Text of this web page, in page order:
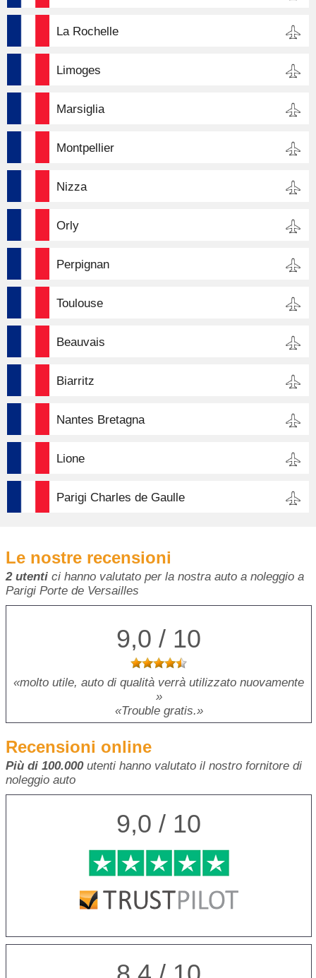
La Rochelle
Limoges
Marsiglia
Montpellier
Nizza
Orly
Perpignan
Toulouse
Beauvais
Biarritz
Nantes Bretagna
Lione
Parigi Charles de Gaulle
Le nostre recensioni
2 utenti ci hanno valutato per la nostra auto a noleggio a
Parigi Porte de Versailles
9,0 / 10
molto utile, auto di qualità verrà utilizzato nuovamente
Trouble gratis.
Recensioni online
Più di 100.000utenti hanno valutato il nostro fornitore di
noleggio auto
9,0 / 10